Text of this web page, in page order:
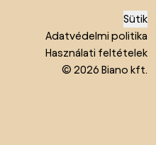
Sütik
Adatvédelmi politika
Használati feltételek
© 2026 Biano kft.